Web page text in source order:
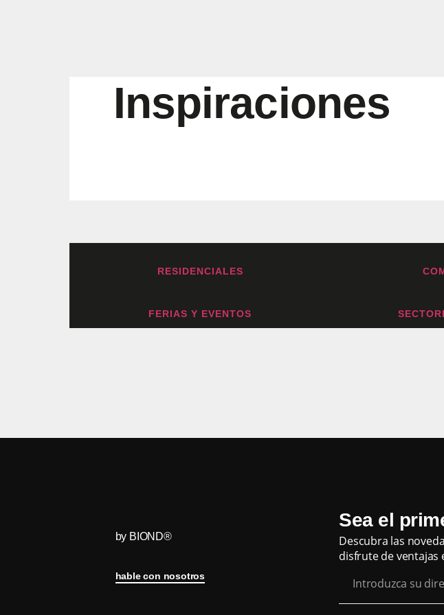
Inspiraciones
RESIDENCIALES
FERIAS Y EVENTOS
by BIOND®
hable con nosotros
Sea el
Descubra las
disfrute de ventajas